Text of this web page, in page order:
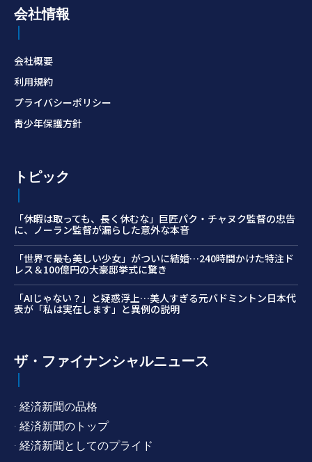
会社情報
会社概要
利用規約
プライバシーポリシー
青少年保護方針
トピック
「休暇は取っても、長く休むな」巨匠パク・チャヌク監督の忠告
に、ノーラン監督が漏らした意外な本音
「世界で最も美しい少女」がついに結婚…240時間かけた特注ド
レス＆100億円の大豪邸挙式に驚き
「AIじゃない？」と疑惑浮上…美人すぎる元バドミントン日本代
表が「私は実在します」と異例の説明
ザ・ファイナンシャルニュース
· 経済新聞の品格
· 経済新聞のトップ
· 経済新聞としてのプライド